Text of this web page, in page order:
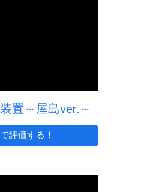
置～屋島ver.～
評価する！